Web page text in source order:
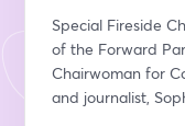
Special Fireside
of the Forward
Chairwoman for
and journalist,